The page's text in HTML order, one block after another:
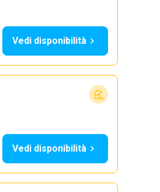
Vedi disponibilità
Vedi disponibilità